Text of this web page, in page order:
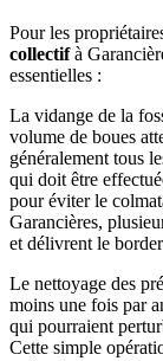
Pour les
collectifà
essentielles :
La vidange de la
volume de boues
généralement tous
qui doit être
pour éviter le
Garancières,
et délivrent le
Le nettoyage des
moins une fois par
qui pourraient
Cette simple